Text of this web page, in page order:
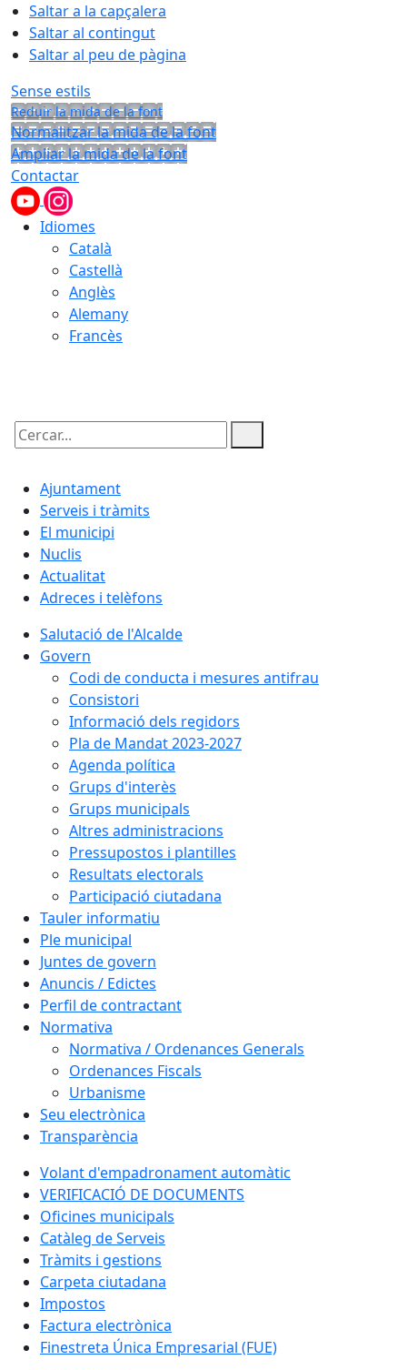
Saltar a la capçalera
Saltar al contingut
Saltar al peu de pàgina
Sense estils
Reduir la mida de la font
Normalitzar la mida de la font
Ampliar la mida de la font
Contactar
Idiomes
Català
Castellà
Anglès
Alemany
Francès
Cercar:
Ajuntament
Serveis i tràmits
El municipi
Nuclis
Actualitat
Adreces i telèfons
Salutació de l'Alcalde
Govern
Codi de conducta i mesures antifrau
Consistori
Informació dels regidors
Pla de Mandat 2023-2027
Agenda política
Grups d'interès
Grups municipals
Altres administracions
Pressupostos i plantilles
Resultats electorals
Participació ciutadana
Tauler informatiu
Ple municipal
Juntes de govern
Anuncis / Edictes
Perfil de contractant
Normativa
Normativa / Ordenances Generals
Ordenances Fiscals
Urbanisme
Seu electrònica
Transparència
Volant d'empadronament automàtic
VERIFICACIÓ DE DOCUMENTS
Oficines municipals
Catàleg de Serveis
Tràmits i gestions
Carpeta ciutadana
Impostos
Factura electrònica
Finestreta Única Empresarial (FUE)